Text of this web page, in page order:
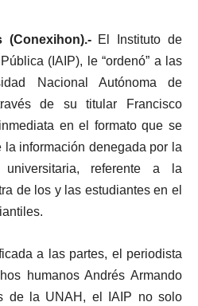
(Conexihon).-El Instituto de
(IAIP), le “ordenó” a las
Nacional Autónoma de
de su titular Francisco
en el formato que se
la información denegada por la
universitaria, referente a la
de los y las estudiantes en el
a las partes, el periodista
humanos Andrés Armando
de la UNAH, el IAIP no solo